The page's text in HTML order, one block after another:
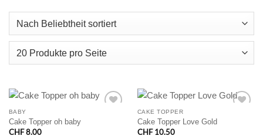
BABY
Cake Topper oh baby
CHF8.00
CAKE TOPPER
Cake Topper Love Gold
CHF10.50